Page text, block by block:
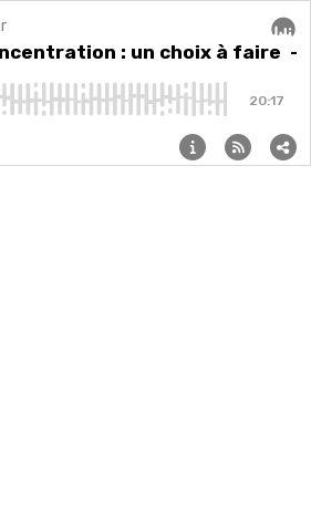
et concentration : un choix à faire
: un choix à faire -
20:17